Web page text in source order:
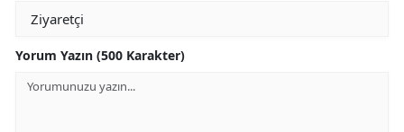
Yorum Yazın (500 Karakter)